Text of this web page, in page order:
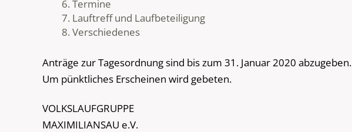
Termine
Lauftreff und Laufbeteiligung
Verschiedenes
Anträge zur Tagesordnung sind bis zum 31. Januar 2020 abzugeben.
Um pünktliches Erscheinen wird gebeten.
VOLKSLAUFGRUPPE
MAXIMILIANSAU e.V.